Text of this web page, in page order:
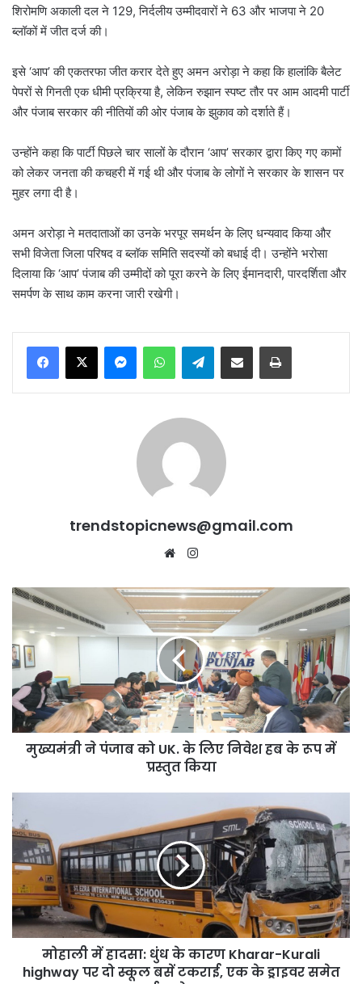
शिरोमणि अकाली दल ने 129, निर्दलीय उम्मीदवारों ने 63 और भाजपा ने 20
ब्लॉकों में जीत दर्ज की।
इसे ‘आप’ की एकतरफा जीत करार देते हुए अमन अरोड़ा ने कहा कि हालांकि बैलेट
पेपरों से गिनती एक धीमी प्रक्रिया है, लेकिन रुझान स्पष्ट तौर पर आम आदमी पार्टी
और पंजाब सरकार की नीतियों की ओर पंजाब के झुकाव को दर्शाते हैं।
उन्होंने कहा कि पार्टी पिछले चार सालों के दौरान ‘आप’ सरकार द्वारा किए गए कामों
को लेकर जनता की कचहरी में गई थी और पंजाब के लोगों ने सरकार के शासन पर
मुहर लगा दी है।
अमन अरोड़ा ने मतदाताओं का उनके भरपूर समर्थन के लिए धन्यवाद किया और
सभी विजेता जिला परिषद व ब्लॉक समिति सदस्यों को बधाई दी। उन्होंने भरोसा
दिलाया कि ‘आप’ पंजाब की उम्मीदों को पूरा करने के लिए ईमानदारी, पारदर्शिता और
समर्पण के साथ काम करना जारी रखेगी।
MessengerWhatsAppTelegramShare via Email Print
trendstopicnews@gmail.com
Website
मुख्यमंत्री
पंजाब
को
UK.
लिए
निवेश
हब
प्रस्तुत
किया
मुख्यमंत्री ने पंजाब को UK. के लिए निवेश हब के रूप में
प्रस्तुत किया
मोहाली
में
हादसा:
धुंध
के
कारण
Kharar-
Kurali
highway
मोहाली में हादसा: धुंध के कारण Kharar-Kurali
highway पर दो स्कूल बसें टकराई, एक के ड्राइवर समेत